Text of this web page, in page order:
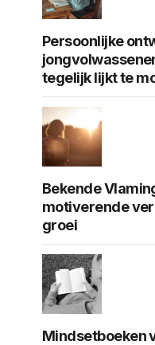
Persoonlijke
tegelijk lijkt te
Bekende
motiverende
groei
Mindsetboeken